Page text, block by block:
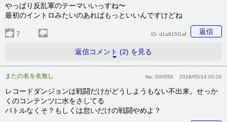
やっぱり反乱軍のテーマいいっすね〜
最初のイントロみたいのあればもっといいんですけどね
7 返信
ID: d1a815f1af
返信コメント (2) を見る
またの名を名無し No: 000556 2018/05/14 00:26
レコードダンジョンは戦闘だけがどうしようもない不出来。せっか
くのコンテンツに水をさしてる
バトルなくそ？もしくは怠いだけの戦闘やめよ？